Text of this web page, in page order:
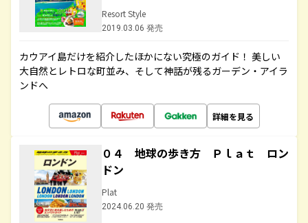
Resort Style
2019.03.06 発売
カウアイ島だけを紹介したほかにない究極のガイド！ 美しい
大自然とレトロな町並み、そして神話が残るガーデン・アイラ
ンドへ
詳細を見る
０４ 地球の歩き方 Ｐｌａｔ ロン
ドン
Plat
2024.06.20 発売